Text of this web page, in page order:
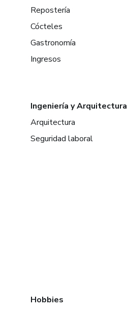
Repostería
Cócteles
Gastronomía
Ingresos
Ingeniería y Arquitectura
Arquitectura
Seguridad laboral
Hobbies